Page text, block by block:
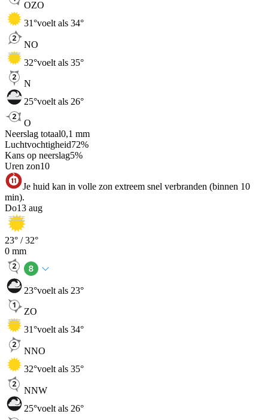
OZO
31°voelt als 34°
NO
32°voelt als 35°
N
25°voelt als 26°
O
Neerslag totaal0,1 mm
Luchtvochtigheid72%
Kans op neerslag5%
Uren zon10
Je huid kan in volle zon extreem snel verbranden (binnen 10
min).
Do13 aug
23° /32°
0 mm
23°voelt als 23°
ZO
31°voelt als 34°
NNO
32°voelt als 35°
NNW
25°voelt als 26°